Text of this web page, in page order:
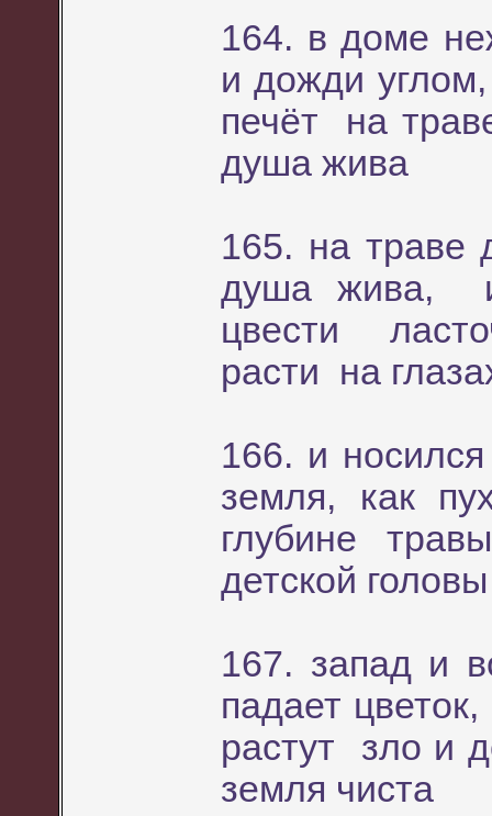
164. в доме
и дожди
печёт на
душа жива
165. на траве
душа жива,
цвести
расти на
166. и
земля, как
глубине
детской
167. запад и
падает
растут зло и
земля чиста